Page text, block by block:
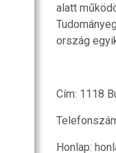
alatt
ország
Cím: 1118
Honlap: